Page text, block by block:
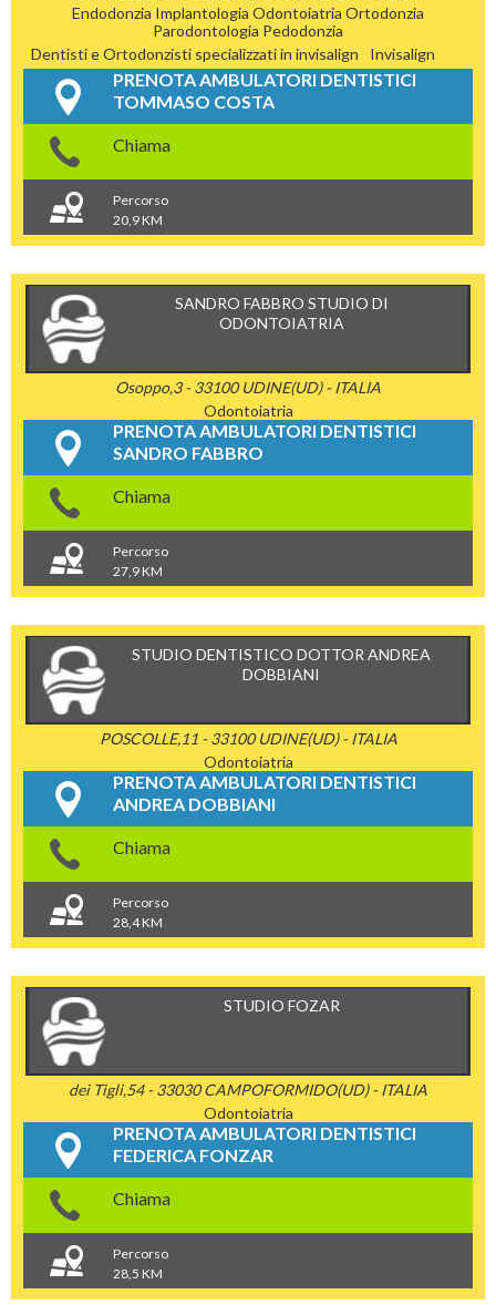
Endodonzia Implantologia Odontoiatria Ortodonzia
Parodontologia Pedodonzia
Dentisti e Ortodonzisti specializzati in invisalign
Invisalign
PRENOTA AMBULATORI DENTISTICI
TOMMASO COSTA
Chiama
Percorso
20,9 KM
SANDRO FABBRO STUDIO DI
ODONTOIATRIA
Osoppo,3 - 33100 UDINE(UD) - ITALIA
Odontoiatria
PRENOTA AMBULATORI DENTISTICI
SANDRO FABBRO
Chiama
Percorso
27,9 KM
STUDIO DENTISTICO DOTTOR ANDREA
DOBBIANI
POSCOLLE,11 - 33100 UDINE(UD) - ITALIA
Odontoiatria
PRENOTA AMBULATORI DENTISTICI
ANDREA DOBBIANI
Chiama
Percorso
28,4 KM
STUDIO FOZAR
dei Tigli,54 - 33030 CAMPOFORMIDO(UD) - ITALIA
Odontoiatria
PRENOTA AMBULATORI DENTISTICI
FEDERICA FONZAR
Chiama
Percorso
28,5 KM